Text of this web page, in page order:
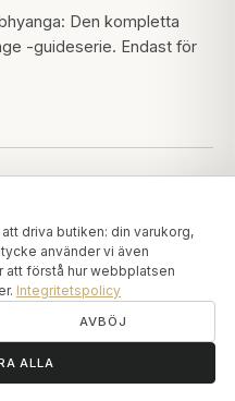
Den kompletta
-guideserie. Endast för
Ayurveda säger,
är viktigt
Den kompletta
-guideserie. Ashtanga
ॐ
driva butiken: din varukorg,
använder vi även
att förstå hur webbplatsen
Integritetspolicy
AVBÖJ
ALLA